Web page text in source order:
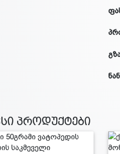
პროდუქტები